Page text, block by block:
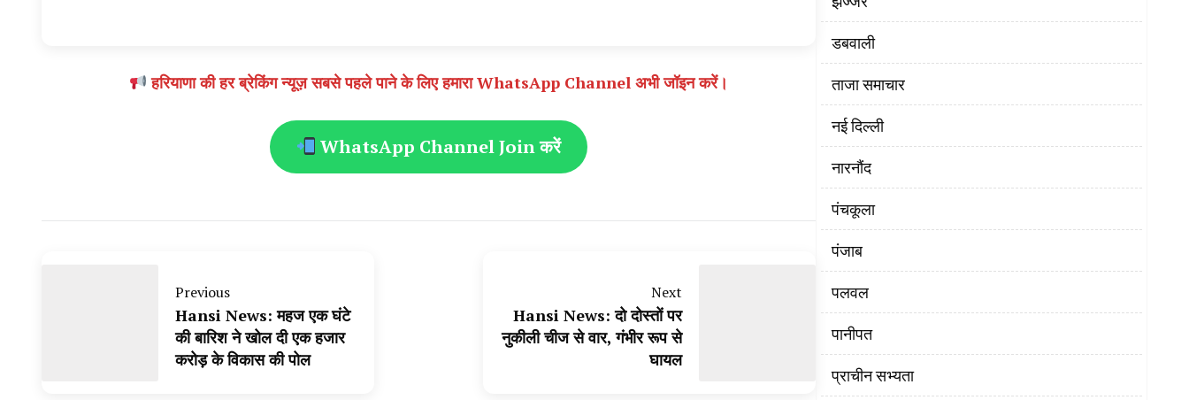
हरियाणा की हर ब्रेकिंग न्यूज़ सबसे पहले पाने के लिए हमारा WhatsApp Channel अभी जॉइन करें।
WhatsApp Channel Join करें
Previous
Hansi News: महज एक घंटे
की बारिश ने खोल दी एक हजार
करोड़ के विकास की पोल
Next
Hansi News: दो दोस्तों पर
नुकीली चीज से वार, गंभीर रूप से
घायल
डबवाली
ताजा समाचार
नई दिल्ली
नारनौंद
पंचकूला
पंजाब
पलवल
पानीपत
प्राचीन सभ्यता